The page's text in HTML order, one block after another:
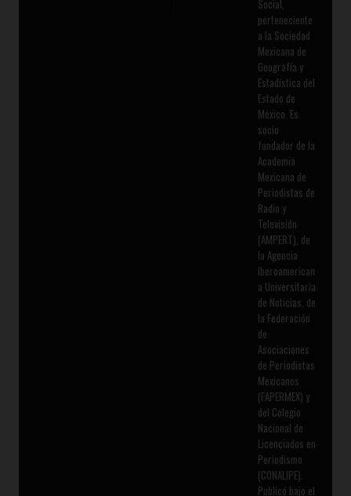
Social,
perteneciente
a la Sociedad
Mexicana de
Geografía y
Estadística del
Estado de
México. Es
socio
fundador de la
Academia
Mexicana de
Periodistas de
Radio y
Televisión
(AMPERT), de
la Agencia
Iberoamerican
a Universitaria
de Noticias, de
la Federación
de
Asociaciones
de Periodistas
Mexicanos
(FAPERMEX) y
del Colegio
Nacional de
Licenciados en
Periodismo
(CONALIPE).
Publicó bajo el